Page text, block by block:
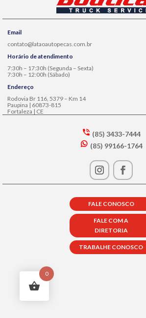
Email
contato@lataoautopecas.com.br
Horário de atendimento
7:30h – 17:30h (Segunda – Sexta)
7:30h – 12:00h (Sábado)
Endereço
Rodovia Br 116, 5379 – Km 14
Paupina | 60873-815
Fortaleza | CE
s
o
n
in
ic
o
n
(85) 3433-7444
p
ic
(85) 99166-1764
FALE CONOSCO
FALE COM A
DIRETORIA
TRABALHE CONOSCO
0